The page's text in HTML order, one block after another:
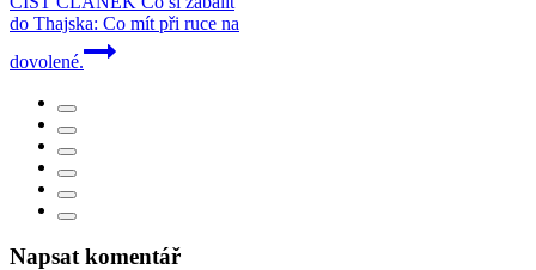
do Thajska: Co mít při ruce na
dovolené.
Napsat komentář